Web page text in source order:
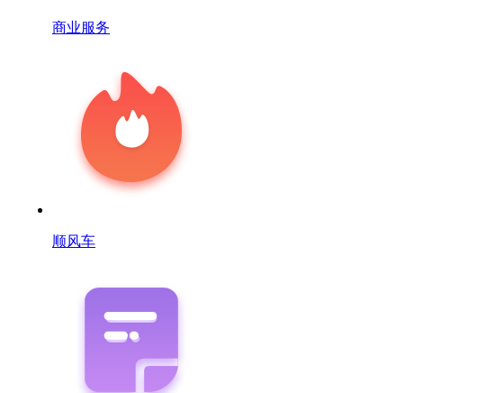
商业服务
顺风车